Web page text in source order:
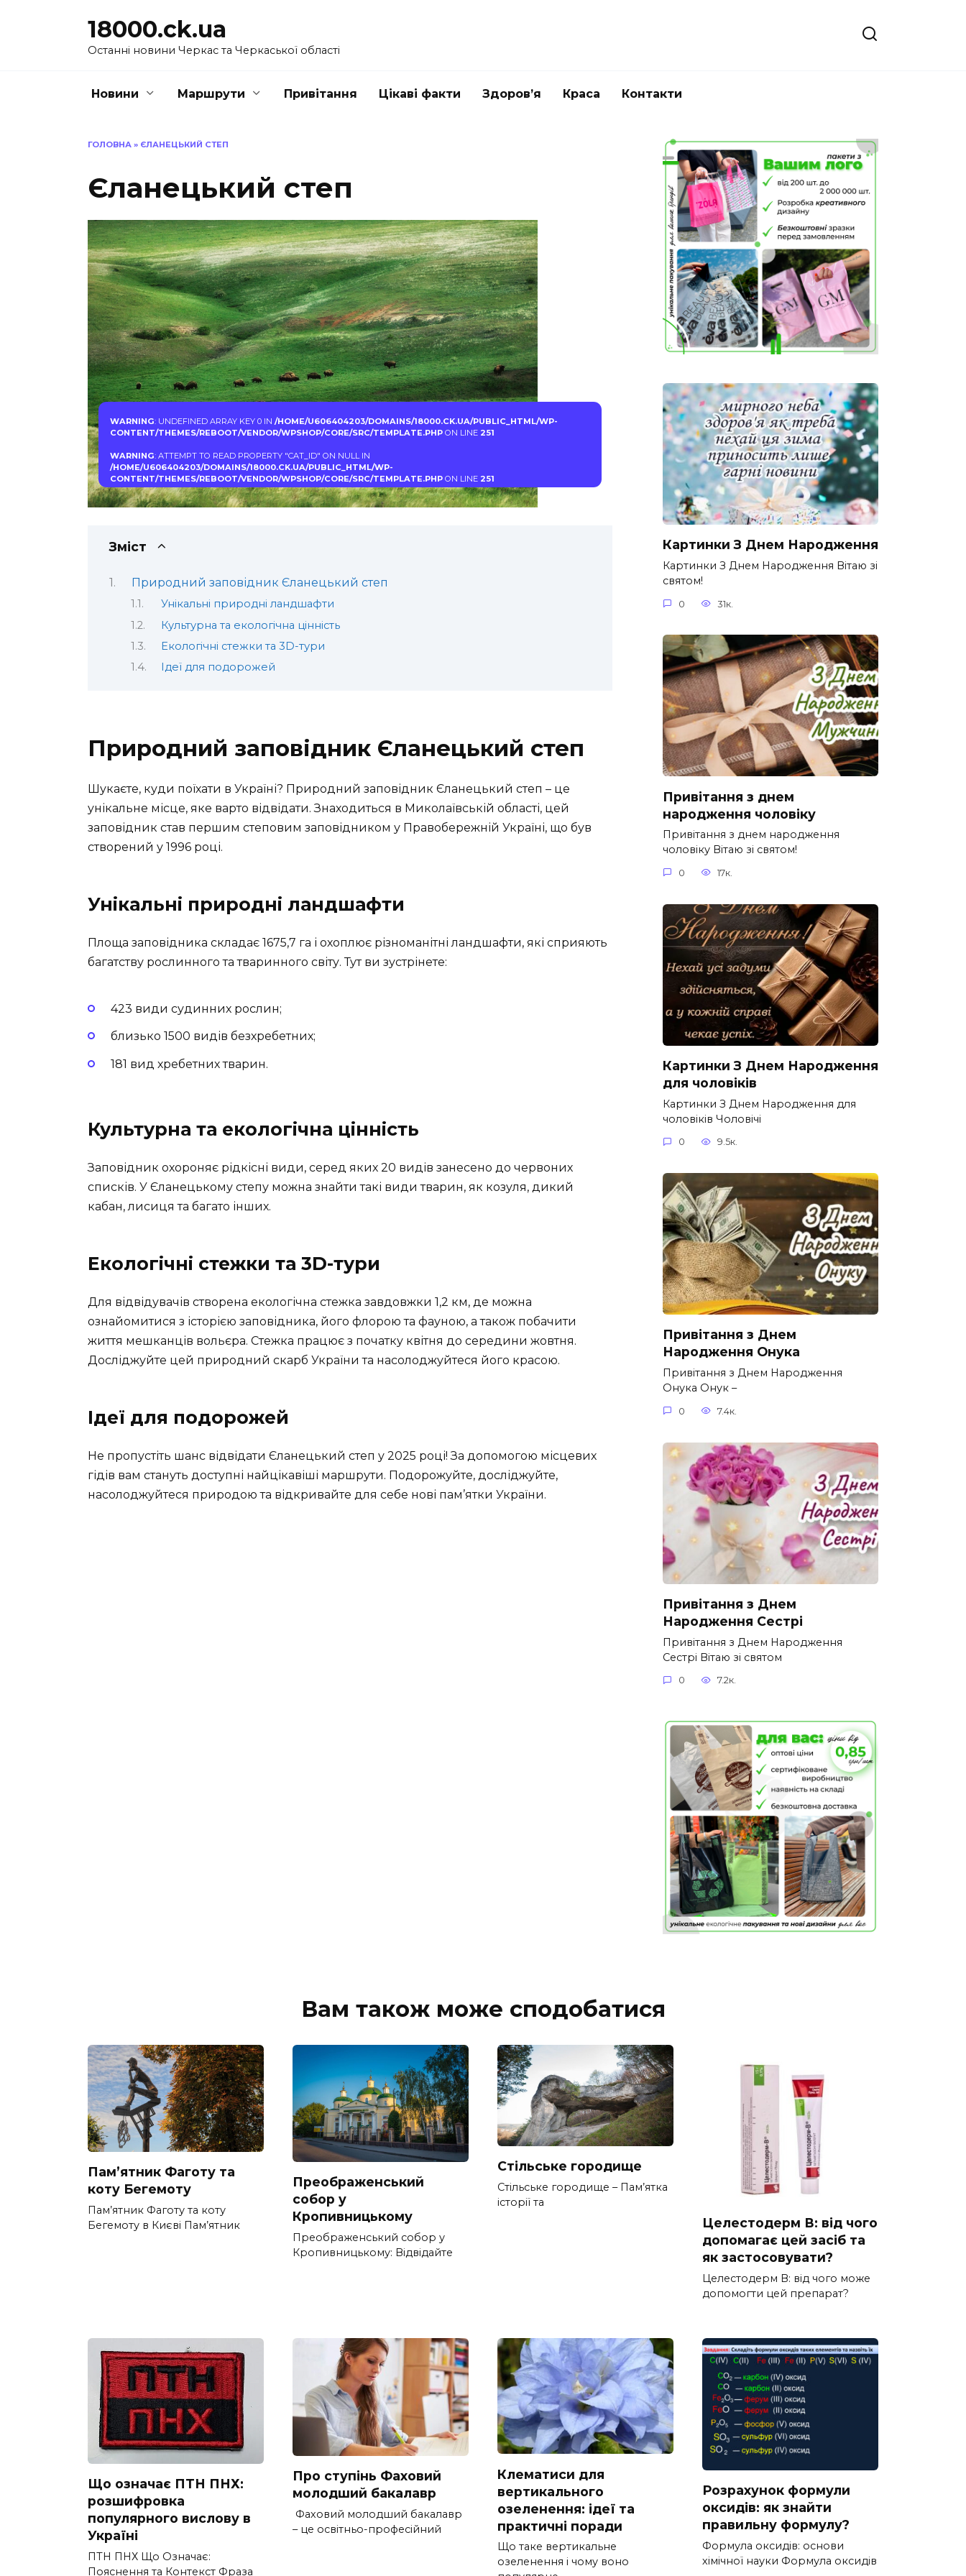
18000.ck.ua
Останні новини Черкас та Черкаської області
Новини Маршрути Привітання Цікаві факти Здоров’я Краса Контакти
ГОЛОВНА » ЄЛАНЕЦЬКИЙ СТЕП
Єланецький степ
WARNING: UNDEFINED ARRAY KEY 0 IN /HOME/U606404203/DOMAINS/18000.CK.UA/PUBLIC_HTML/WP-
CONTENT/THEMES/REBOOT/VENDOR/WPSHOP/CORE/SRC/TEMPLATE.PHPON LINE 251
WARNING: ATTEMPT TO READ PROPERTY "CAT_ID" ON NULL IN
/HOME/U606404203/DOMAINS/18000.CK.UA/PUBLIC_HTML/WP-
CONTENT/THEMES/REBOOT/VENDOR/WPSHOP/CORE/SRC/TEMPLATE.PHPON LINE 251
Зміст
Природний заповідник Єланецький степ
Унікальні природні ландшафти
Культурна та екологічна цінність
Екологічні стежки та 3D-тури
Ідеї для подорожей
Природний заповідник Єланецький степ
Шукаєте, куди поїхати в Україні? Природний заповідник Єланецький степ – це
унікальне місце, яке варто відвідати. Знаходиться в Миколаївській області, цей
заповідник став першим степовим заповідником у Правобережній Україні, що був
створений у 1996 році.
Унікальні природні ландшафти
Площа заповідника складає 1675,7 га і охоплює різноманітні ландшафти, які сприяють
багатству рослинного та тваринного світу. Тут ви зустрінете:
423 види судинних рослин;
близько 1500 видів безхребетних;
181 вид хребетних тварин.
Культурна та екологічна цінність
Заповідник охороняє рідкісні види, серед яких 20 видів занесено до червоних
списків. У Єланецькому степу можна знайти такі види тварин, як козуля, дикий
кабан, лисиця та багато інших.
Екологічні стежки та 3D-тури
Для відвідувачів створена екологічна стежка завдовжки 1,2 км, де можна
ознайомитися з історією заповідника, його флорою та фауною, а також побачити
життя мешканців вольєра. Стежка працює з початку квітня до середини жовтня.
Досліджуйте цей природний скарб України та насолоджуйтеся його красою.
Ідеї для подорожей
Не пропустіть шанс відвідати Єланецький степ у 2025 році! За допомогою місцевих
гідів вам стануть доступні найцікавіші маршрути. Подорожуйте, досліджуйте,
насолоджуйтеся природою та відкривайте для себе нові пам’ятки України.
Картинки З Днем Народження
Картинки З Днем Народження Вітаю зі
святом!
0 31к.
Привітання з днем
народження чоловіку
Привітання з днем народження
чоловіку Вітаю зі святом!
0 17к.
Картинки З Днем Народження
для чоловіків​
Картинки З Днем Народження для
чоловіків​ Чоловічі
0 9.5к.
Привітання з Днем
Народження Онука
Привітання з Днем Народження
Онука Онук –
0 7.4к.
Привітання з Днем
Народження Сестрі
Привітання з Днем Народження
Сестрі Вітаю зі святом
0 7.2к.
Вам також може сподобатися
Пам’ятник Фаготу та
коту Бегемоту
Пам’ятник Фаготу та коту
Бегемоту в Києві Пам’ятник
Преображенський
собор у
Кропивницькому
Преображенський собор у
Кропивницькому: Відвідайте
Стільське городище
Стільське городище – Пам’ятка
історії та
Целестодерм В: від чого
допомагає цей засіб та
як застосовувати?
Целестодерм В: від чого може
допомогти цей препарат?
Що означає ПТН ПНХ:
розшифровка
популярного вислову в
Україні
ПТН ПНХ Що Означає:
Пояснення та Контекст Фраза
Про ступінь Фаховий
молодший бакалавр
Фаховий молодший бакалавр
– це освітньо-професійний
Клематиси для
вертикального
озеленення: ідеї та
практичні поради
Що таке вертикальне
озеленення і чому воно
Розрахунок формули
оксидів: як знайти
правильну формулу?
Формула оксидів: основи
хімічної науки Формула оксидів